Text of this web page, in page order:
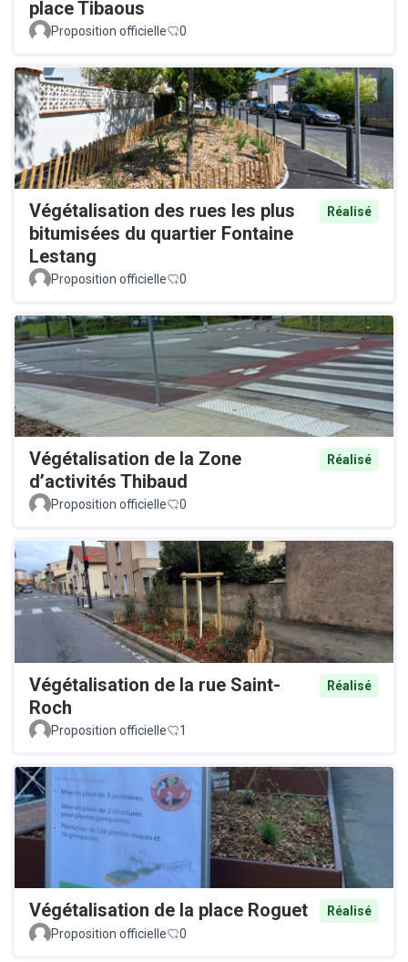
place Tibaous
Proposition officielle 0
Végétalisation des rues les plus
bitumisées du quartier Fontaine
Lestang
Réalisé
Proposition officielle 0
Végétalisation de la Zone
d’activités Thibaud
Réalisé
Proposition officielle 0
Végétalisation de la rue Saint-
Roch
Réalisé
Proposition officielle 1
Végétalisation de la place Roguet
Réalisé
Proposition officielle
0